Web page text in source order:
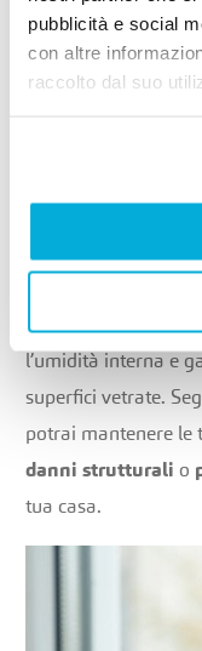
pubblicità e social
con altre
raccolto dal suo
contribuendo a
energetica, ridurre
combinato:
l’umidità interna e
superfici vetrate.
potrai mantenere le
danni strutturali o
tua casa.